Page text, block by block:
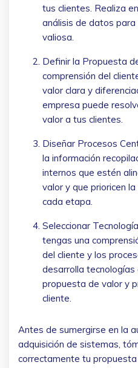
tus clientes. Realiza
análisis de datos
valiosa.
Definir la Propuesta
comprensión del
valor clara y
empresa puede
valor a tus clientes.
Diseñar Procesos
la información
internos que estén
valor y que prioricen
cada etapa.
Seleccionar
tengas una
del cliente y los
desarrolla
propuesta de valor y
cliente.
Antes de sumergirse en la
adquisición de sistemas,
correctamente tu